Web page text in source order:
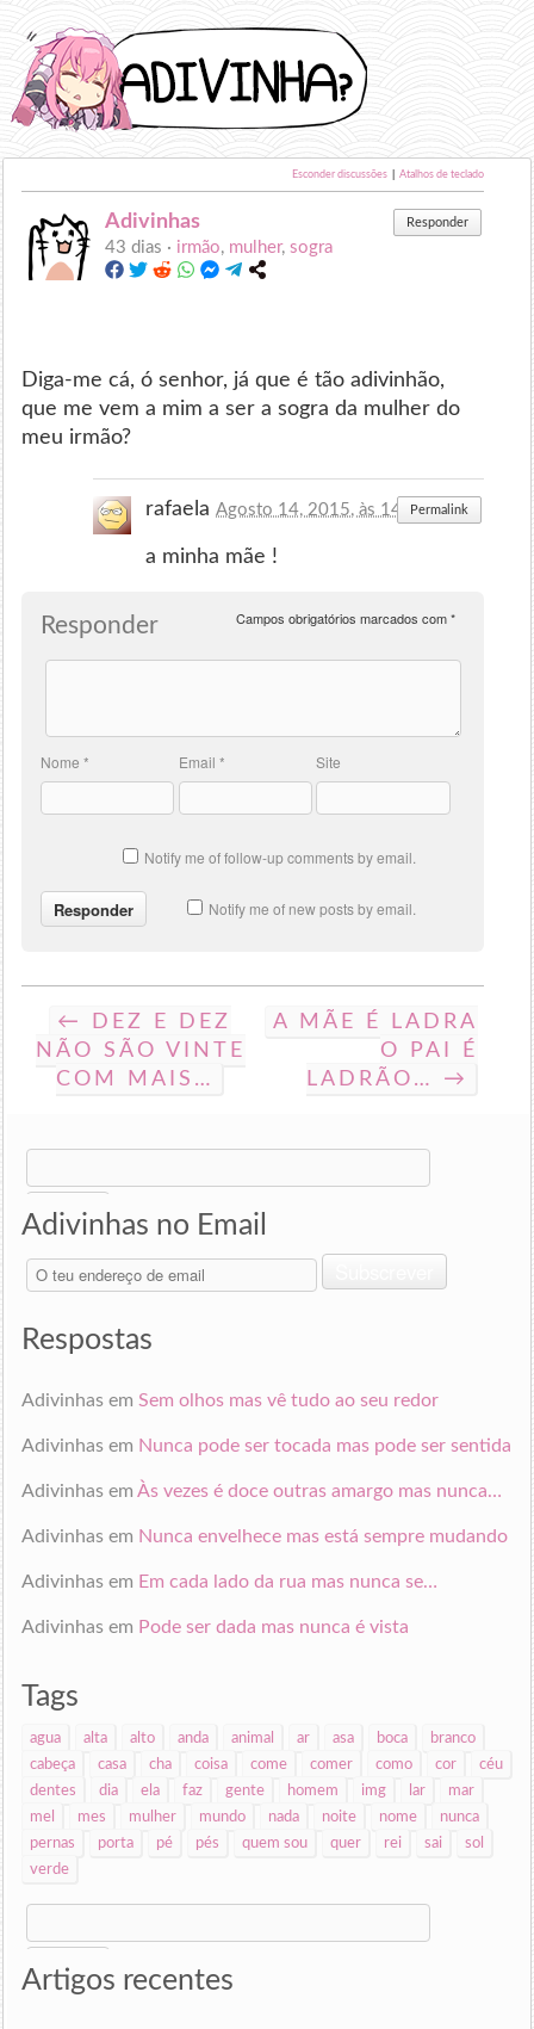
Esconder discussões Atalhos de teclado
Adivinhas Responder
43 dias · irmão, mulher,sogra
Diga-me cá, ó senhor, já que é tão adivinhão,
que me vem a mim a ser a sogra da mulher do
meu irmão?
rafaelaAgosto 14, 2015, às 14:17Permalink
a minha mãe !
Responder Campos obrigatórios marcados com*
Nome* Email * Site
Notify me of follow-up comments by email.
Notify me of new posts by email.
← DEZ E DEZ
NÃO SÃO VINTE
COM MAIS…
A MÃE É LADRA
O PAI É
LADRÃO… →
Search
for:
Adivinhas no Email
O
teu
de
Respostas
Adivinhasem Sem olhos mas vê tudo ao seu redor
Adivinhasem Nunca pode ser tocada mas pode ser sentida
Adivinhasem Às vezes é doce outras amargo mas nunca…
Adivinhasem Nunca envelhece mas está sempre mudando
Adivinhasem Em cada lado da rua mas nunca se…
Adivinhasem Pode ser dada mas nunca é vista
Tags
agua alta alto anda animal ar asa boca
branco
cabeça
casa cha coisa come comer como cor
céu
dentes
dia ela faz gente homem img lar
mar
mel
mes mulher mundo nada noite nome
nunca
pernas
porta pé pés quem sou quer rei sai
sol
verde
Search
for:
Artigos recentes